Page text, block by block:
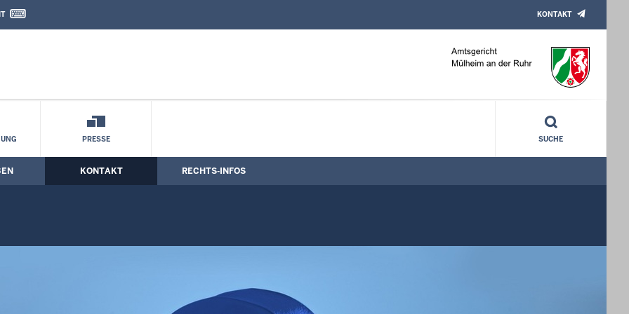
Kontaktformular
KONTAKT
PRESSE SUCHE
KONTAKT RECHTS-INFOS